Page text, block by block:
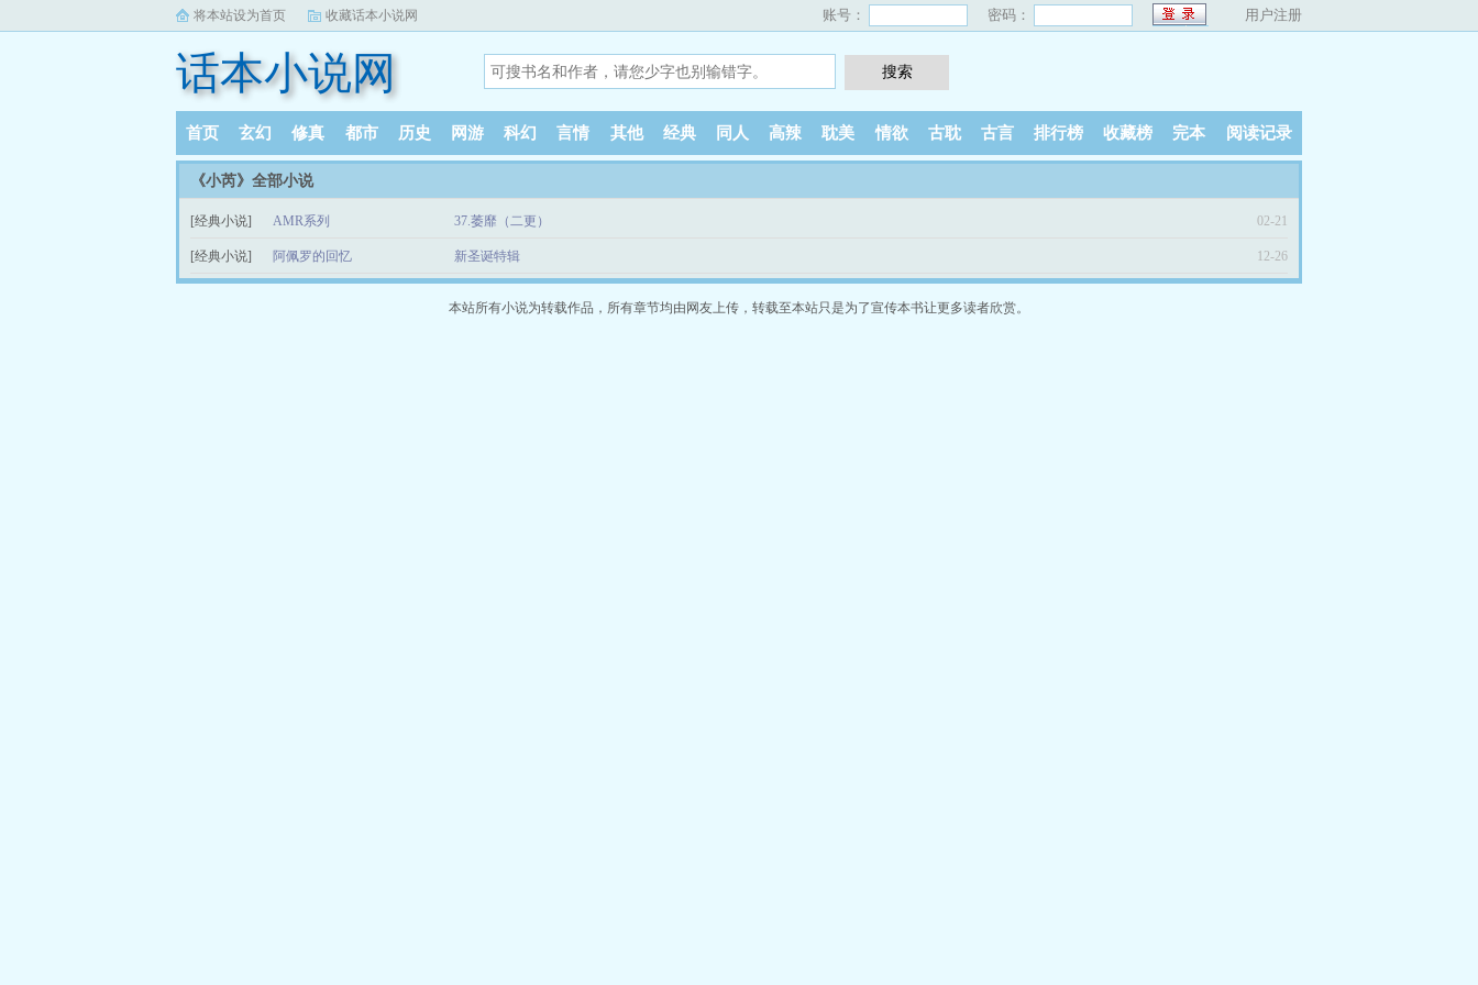
将本站设为首页 收藏话本小说网 账号： 密码： 用户注册
话本小说网
首页 玄幻 修真 都市 历史 网游 科幻 言情 其他 经典 同人 高辣 耽美 情欲 古耽 古言 排行榜 收藏榜 完本 阅读记录
《小芮》全部小说
[经典小说] AMR系列 37.萎靡（二更） 02-21
[经典小说] 阿佩罗的回忆 新圣诞特辑 12-26
本站所有小说为转载作品，所有章节均由网友上传，转载至本站只是为了宣传本书让更多读者欣赏。